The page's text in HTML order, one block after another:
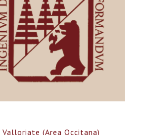
Valloriate (Area Occitana)